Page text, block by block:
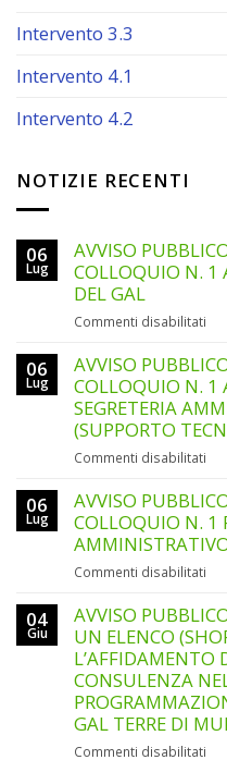
Intervento 3.3
Intervento 4.1
Intervento 4.2
NOTIZIE RECENTI
06
Lug
AVVISO
COLLOQUIO N. 1
DEL GAL
Commenti disabilitati
PER
E
1
DEL
GAL
06
Lug
AVVISO
COLLOQUIO N. 1
SEGRETERIA
(SUPPORTO
Commenti disabilitati
PER
N.
1
E
06
Lug
AVVISO
COLLOQUIO N. 1
Commenti disabilitati
PER
E
N.
04
Giu
AVVISO
UN ELENCO
L’AFFIDAMENTO
CONSULENZA
GAL TERRE DI
Commenti disabilitati